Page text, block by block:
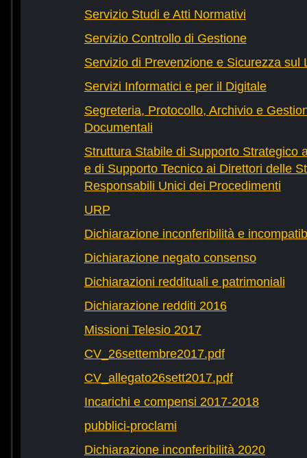
Servizio Studi e Atti Normativi
Servizio Controllo di Gestione
Servizio di Prevenzione e Sicurezza sul
Servizi Informatici e per il Digitale
Segreteria, Protocollo, Archivio e
Documentali
Struttura Stabile di Supporto Strategico
e di Supporto Tecnico ai Direttori delle
Responsabili Unici dei Procedimenti
URP
Dichiarazione inconferibilità e
Dichiarazione negato consenso
Dichiarazioni reddituali e patrimoniali
Dichiarazione redditi 2016
Missioni Telesio 2017
CV_26settembre2017.pdf
CV_allegato26sett2017.pdf
Incarichi e compensi 2017-2018
pubblici-proclami
Dichiarazione inconferibilità 2020